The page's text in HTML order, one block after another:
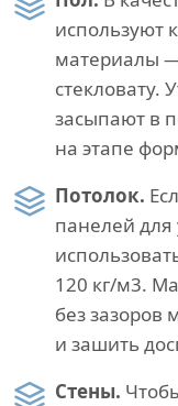
используют
материалы
стекловату.
засыпают в
на этапе
Потолок.
панелей
120 кг/м3.
без зазоров
и зашить
Стены.